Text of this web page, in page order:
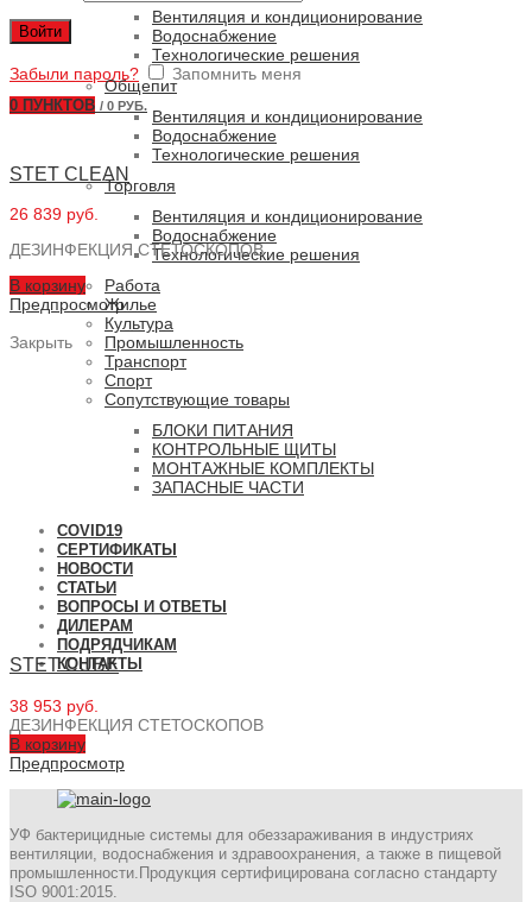
Войти
Забыли пароль? Запомнить меня
0 ПУНКТОВ / 0 РУБ.
Вентиляция и кондиционирование
Водоснабжение
Технологические решения
Общепит
Вентиляция и кондиционирование
Водоснабжение
Технологические решения
Торговля
Вентиляция и кондиционирование
Водоснабжение
Технологические решения
Работа
Жилье
Культура
Промышленность
Транспорт
Спорт
Сопутствующие товары
БЛОКИ ПИТАНИЯ
КОНТРОЛЬНЫЕ ЩИТЫ
МОНТАЖНЫЕ КОМПЛЕКТЫ
ЗАПАСНЫЕ ЧАСТИ
COVID19
СЕРТИФИКАТЫ
НОВОСТИ
СТАТЬИ
ВОПРОСЫ И ОТВЕТЫ
ДИЛЕРАМ
ПОДРЯДЧИКАМ
КОНТАКТЫ
STET CLEAN
26 839 руб.
ДЕЗИНФЕКЦИЯ СТЕТОСКОПОВ
В корзину
Предпросмотр
Закрыть
STET CUBE
38 953 руб.
ДЕЗИНФЕКЦИЯ СТЕТОСКОПОВ
В корзину
Предпросмотр
УФ бактерицидные системы для обеззараживания в индустриях
вентиляции, водоснабжения и здравоохранения, а также в пищевой
промышленности.Продукция сертифицирована согласно стандарту
ISO 9001:2015.